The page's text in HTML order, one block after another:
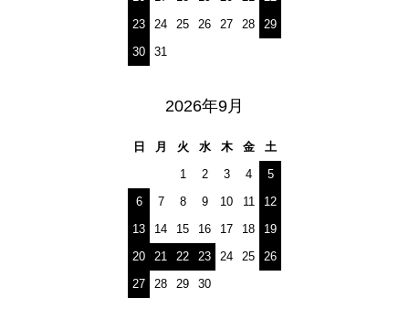
23
24 25 26 27 28
29
30
31
2026年9月
日 月 火 水 木 金
土
1
2 3 4
5
6
7 8 9 10 11
12
13
14 15 16 17 18
19
20
21 22 23 24 25
26
27
28 29 30